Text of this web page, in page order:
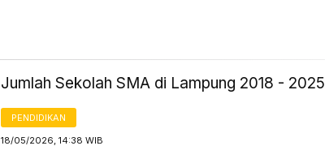
Jumlah Sekolah SMA di Lampung 2018 - 2025
PENDIDIKAN
18/05/2026, 14:38 WIB